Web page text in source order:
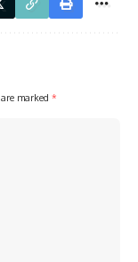
marked *